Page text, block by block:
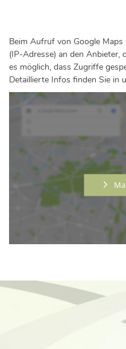
Beim Aufruf von Google
(IP-Adresse) an den Anbieter,
es möglich, dass Zugriffe
Detaillierte Infos finden Sie in